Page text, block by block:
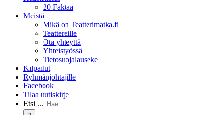
20 Faktaa
Meistä
Mikä on Teatterimatka.fi
Teattereille
Ota yhteyttä
Yhteistyössä
Tietosuojalauseke
Kilpailut
Ryhmänjohtajille
Facebook
Tilaa uutiskirje
Etsi ...